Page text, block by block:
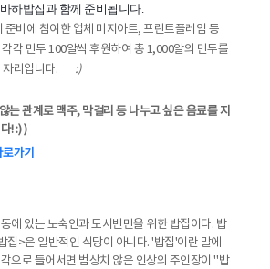
하밥집과 함께 준비됩니다.
준비에 참여한 업체 미지아트, 프린트플레임 등
각 만두 100알씩 후원하여 총 1,000알의 만두를
리입니다.
:)
는 관계로 맥주, 막걸리 등 나누고 싶은 음료를 지
! :) )
가기
에 있는 노숙인과 도시빈민을 위한 밥집이다. 밥
집>은 일반적인 식당이 아니다. '밥집'이란 말에
으로 들어서면 범상치 않은 인상의 주인장이 "밥